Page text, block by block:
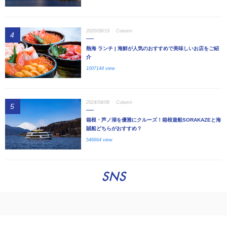
4 2020/08/19 Column
熱海 ランチ | 海鮮が人気のおすすめで美味しいお店をご紹
介
1007144 view
5 2024/04/08 Column
箱根・芦ノ湖を優雅にクルーズ！箱根遊船SORAKAZEと海
賊船どちらがおすすめ？
546664 view
SNS